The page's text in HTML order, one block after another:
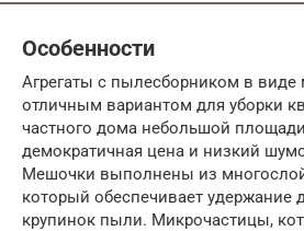
Особенности
Агрегаты с пылесборником в виде
отличным вариантом для уборки
частного дома небольшой
демократичная цена и низкий
Мешочки выполнены из
который обеспечивает удержание
крупинок пыли. Микрочастицы,